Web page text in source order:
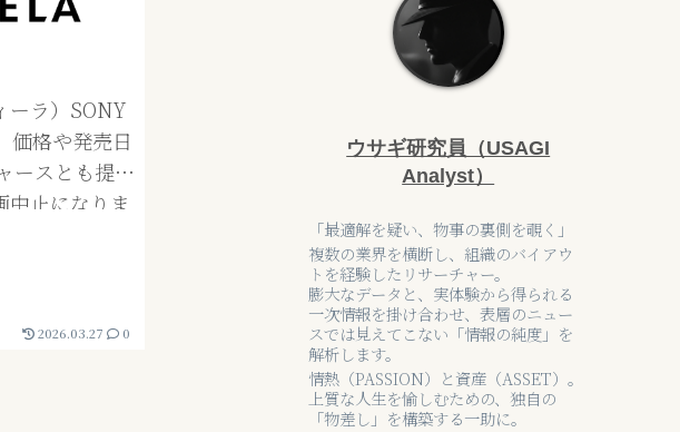
ーラ）SONY
価格や発売日
ースとも提
中止になりま
2026.03.27 0
ウサギ研究員（USAGI
Analyst）
「最適解を疑い、物事の裏側を覗く」
複数の業界を横断し、組織のバイアウ
トを経験したリサーチャー。
膨大なデータと、実体験から得られる
一次情報を掛け合わせ、表層のニュー
スでは見えてこない「情報の純度」を
解析します。
情熱（PASSION）と資産（ASSET）。
上質な人生を愉しむための、独自の
「物差し」を構築する一助に。